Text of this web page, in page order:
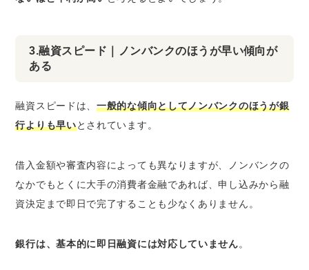
3.融資スピード｜ノンバンクのほうが早い傾向が
ある
融資スピードは、一般的な傾向としてノンバンクのほうが銀
行よりも早いとされています。
借入金額や審査内容によっても異なりますが、ノンバンクの
なかでもとくに大手の消費者金融であれば、申し込みから融
資決定まで即日で完了することも少なくありません。
銀行は、基本的に即日融資には対応していません。